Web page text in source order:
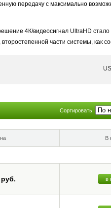
передачу с максимально
4К/видеосигнал UltraHD стало
части системы, как
с изображением разрешения
Сортировать:
В
в